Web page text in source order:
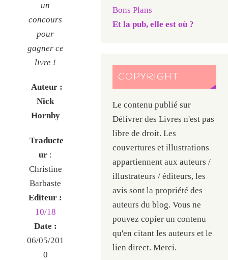
un
concours
pour
gagner ce
livre !
Auteur :
Nick
Hornby
Traducte
ur :
Christine
Barbaste
Editeur :
10/18
Date :
06/05/201
0
Bons Plans
Et la pub, elle est où ?
COPYRIGHT
Le contenu publié sur
Délivrer des Livres n'est pas
libre de droit. Les
couvertures et illustrations
appartiennent aux auteurs /
illustrateurs / éditeurs, les
avis sont la propriété des
auteurs du blog. Vous ne
pouvez copier un contenu
qu'en citant les auteurs et le
lien direct. Merci.